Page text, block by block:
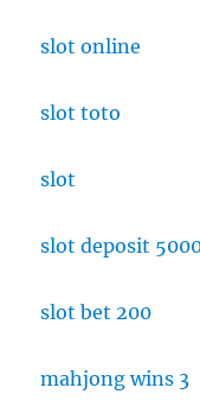
slot online
slot toto
slot
slot deposit
slot bet 200
mahjong wins 3